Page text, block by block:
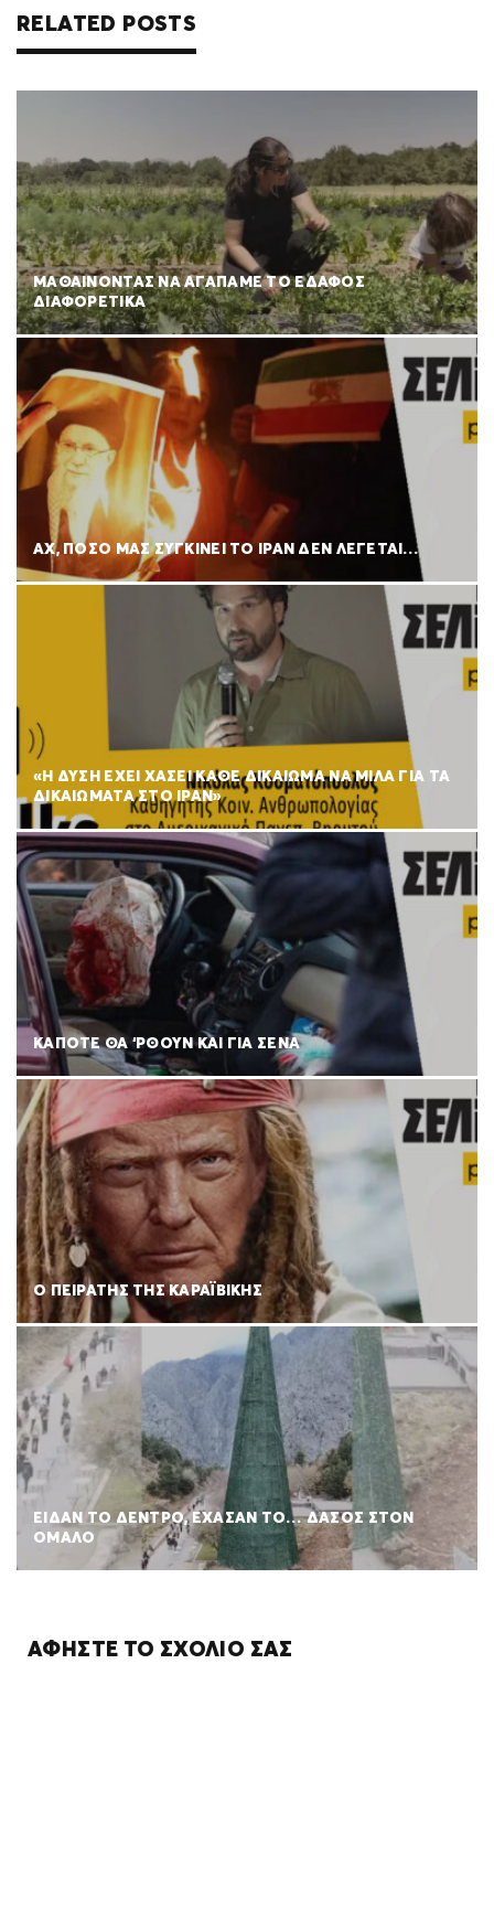
RELATED POSTS
ΜΑΘΑΙΝΟΝΤΑΣ ΝΑ ΑΓΑΠΑΜΕ ΤΟ ΕΔΑΦΟΣ
ΔΙΑΦΟΡΕΤΙΚΑ
ΑΧ, ΠΟΣΟ ΜΑΣ ΣΥΓΚΙΝΕΙ ΤΟ ΙΡΑΝ ΔΕΝ ΛΕΓΕΤΑΙ…
«Η ΔΥΣΗ ΕΧΕΙ ΧΑΣΕΙ ΚΑΘΕ ΔΙΚΑΙΩΜΑ ΝΑ ΜΙΛΑ ΓΙΑ ΤΑ
ΔΙΚΑΙΩΜΑΤΑ ΣΤΟ ΙΡΑΝ»
ΚΑΠΟΤΕ ΘΑ ‘ΡΘΟΥΝ ΚΑΙ ΓΙΑ ΣΕΝΑ
Ο ΠΕΙΡΑΤΗΣ ΤΗΣ ΚΑΡΑΪΒΙΚΗΣ
ΕΙΔΑΝ ΤΟ ΔΕΝΤΡΟ, ΕΧΑΣΑΝ ΤΟ… ΔΑΣΟΣ ΣΤΟΝ
ΟΜΑΛΟ
ΑΦΉΣΤΕ ΤΟ ΣΧΌΛΙΌ ΣΑΣ